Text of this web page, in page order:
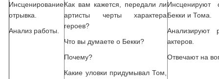
Инсценирование
отрывка.
Анализ работы.
Как вам кажется, передали ли
артисты черты характера
героев?
Что вы думаете о Бекки?
Почему?
Какие уловки придумывал Том,
Инсценируют
Бекки и Тома.
Анализируют
актеров.
Отвечают на